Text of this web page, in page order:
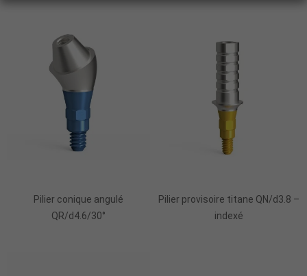
Pilier conique angulé
QR/d4.6/30°
Pilier provisoire titane QN/d3.8 –
indexé